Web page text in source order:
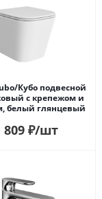
Кубо подвесной
с крепежом и
белый глянцевый
809 ₽/шт